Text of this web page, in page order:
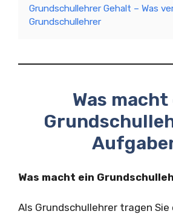
Grundschullehrer Gehalt – Was
Grundschullehrer
Was macht
Was macht ein
Als Grundschullehrer tragen